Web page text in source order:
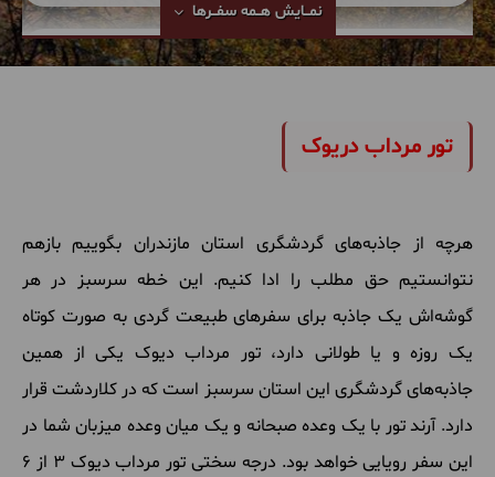
نمــایشهــمه سفــرها
تور مرداب دریوک
هرچه از جاذبه‌های گردشگری استان مازندران بگوییم بازهم
نتوانستیم حق مطلب را ادا کنیم. این خطه سرسبز در هر
گوشه‌اش یک جاذبه برای سفرهای طبیعت گردی به صورت کوتاه
یک روزه و یا طولانی دارد، تور مرداب دیوک یکی از همین
جاذبه‌های گردشگری این استان سرسبز است که در کلاردشت قرار
دارد. آرند تور با یک وعده صبحانه و یک میان وعده میزبان شما در
این سفر رویایی خواهد بود. درجه سختی تور مرداب دیوک 3 از 6